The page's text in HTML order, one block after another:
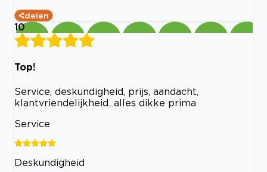
delen
10
Top!
Service, deskundigheid, prijs, aandacht,
klantvriendelijkheid...alles dikke prima
Service
Deskundigheid